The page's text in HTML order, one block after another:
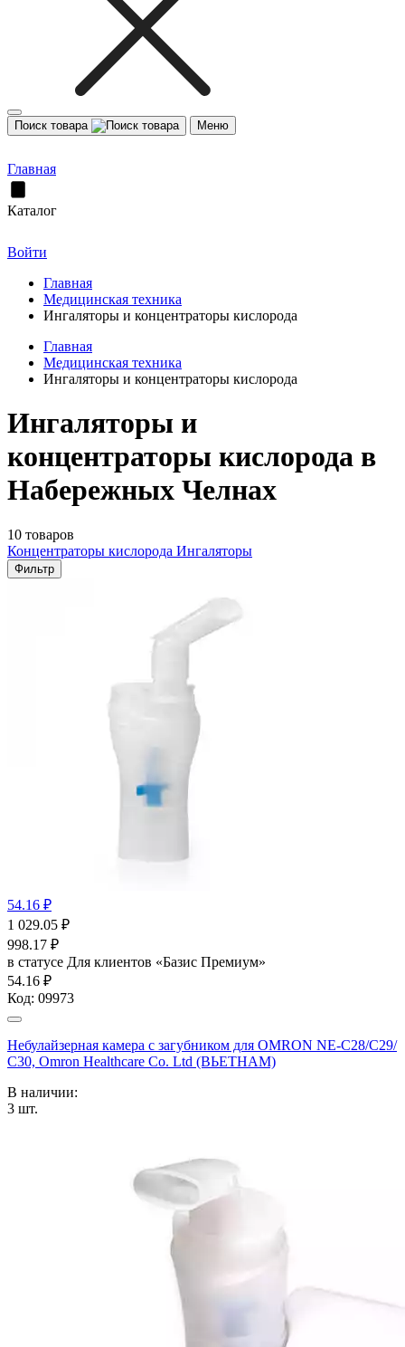
Поиск товара Меню
Главная
Каталог
Войти
Главная
Медицинская техника
Ингаляторы и концентраторы кислорода
Главная
Медицинская техника
Ингаляторы и концентраторы кислорода
Ингаляторы и
концентраторы кислорода в
Набережных Челнах
10 товаров
Концентраторы кислорода Ингаляторы
Фильтр
54.16 ₽
1 029.05 ₽
998.17 ₽
в статусе Для клиентов «Базис Премиум»
54.16 ₽
Код: 09973
Небулайзерная камера с загубником для OMRON NE-C28/С29/
С30, Omron Healthcare Co. Ltd (ВЬЕТНАМ)
В наличии:
3 шт.